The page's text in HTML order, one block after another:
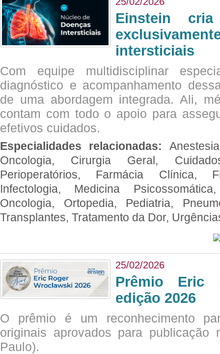
Einstein
intersticiais
Com equipe multidisciplinar
diagnóstico e acompanhamento
de uma abordagem integrada. Ali,
contam com todo o apoio para
efetivos cuidados.
Especialidades relacionadas:
Oncologia, Cirurgia Geral,
Perioperatórios, Farmácia Clínica,
Infectologia, Medicina
Oncologia, Ortopedia, Pediatria,
Transplantes, Tratamento da Dor,
25/02/2026
Prêmio Eric
edição 2026
O prêmio é um reconhecimento
originais aprovados para publicação
Paulo).